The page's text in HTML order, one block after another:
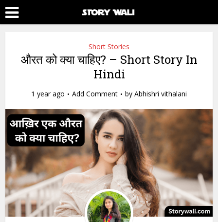
Short Stories
औरत को क्या चाहिए? – Short Story In
Hindi
1 year ago Add Comment by Abhishri vithalani